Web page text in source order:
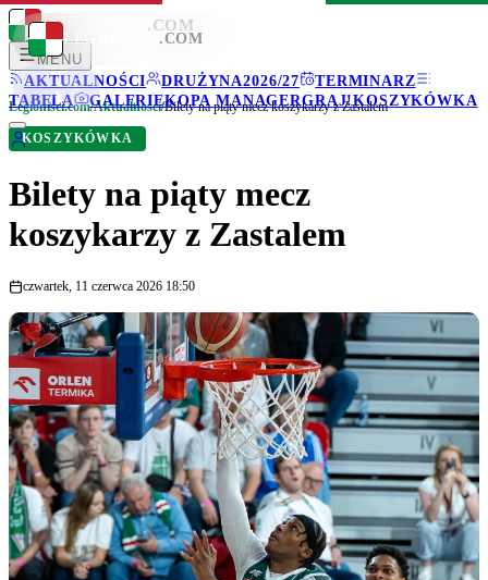
LEGIONISCI .COM
MENU
AKTUALNOŚCI
DRUŻYNA2026/27
TERMINARZ
TABELA
GALERIEKOPA MANAGERGRAJ!KOSZYKÓWKA
LEGIONISCI .COM
Legionisci.com/Aktualności/Bilety na piąty mecz koszykarzy z Zastalem
KOSZYKÓWKA
Bilety na piąty mecz
koszykarzy z Zastalem
czwartek, 11 czerwca 2026 18:50